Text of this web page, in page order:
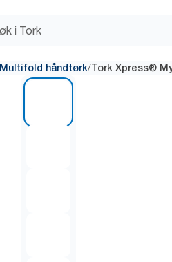
Multifold håndtørk/Tork Xpress®